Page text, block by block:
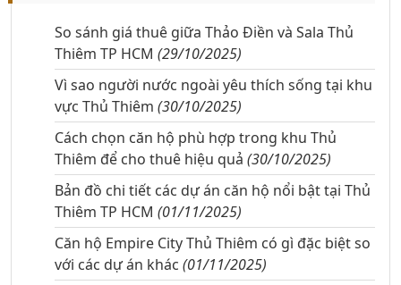
So sánh giá thuê giữa Thảo Điền và Sala Thủ
Thiêm TP HCM (29/10/2025)
Vì sao người nước ngoài yêu thích sống tại khu
vực Thủ Thiêm (30/10/2025)
Cách chọn căn hộ phù hợp trong khu Thủ
Thiêm để cho thuê hiệu quả (30/10/2025)
Bản đồ chi tiết các dự án căn hộ nổi bật tại Thủ
Thiêm TP HCM (01/11/2025)
Căn hộ Empire City Thủ Thiêm có gì đặc biệt so
với các dự án khác (01/11/2025)